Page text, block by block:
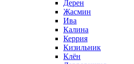
Дерен
Жасмин
Ива
Калина
Керрия
Кизильник
Клён